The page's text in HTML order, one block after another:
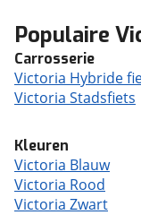
Populaire
Carrosserie
Victoria Hybride
Victoria Stadsfiets
Kleuren
Victoria Blauw
Victoria Rood
Victoria Zwart